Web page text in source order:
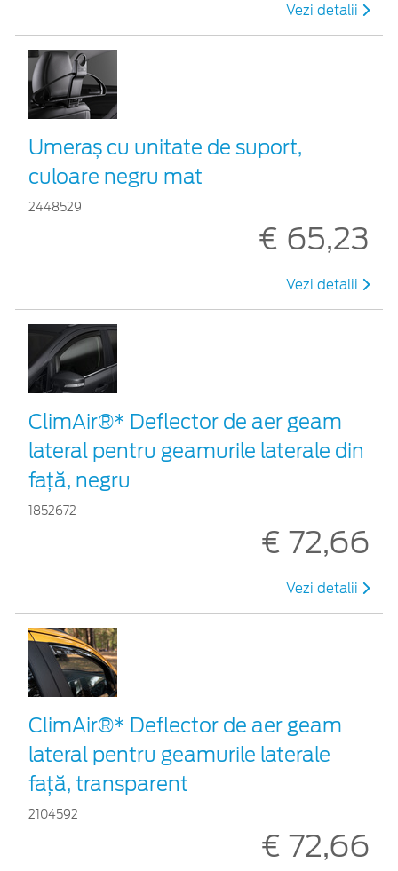
Vezi detalii
Umeraș cu unitate de suport,
culoare negru mat
2448529
€ 65,23
Vezi detalii
ClimAir®* Deflector de aer geam
lateral pentru geamurile laterale din
faţă, negru
1852672
€ 72,66
Vezi detalii
ClimAir®* Deflector de aer geam
lateral pentru geamurile laterale
faţă, transparent
2104592
€ 72,66